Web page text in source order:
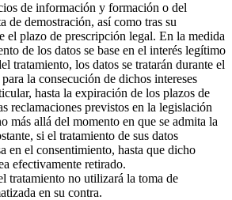
de información y formación o del
de demostración, así como tras su
el plazo de prescripción legal. En la medida
de los datos se base en el interés legítimo
tratamiento, los datos se tratarán durante el
la consecución de dichos intereses
hasta la expiración de los plazos de
reclamaciones previstos en la legislación
más allá del momento en que se admita la
si el tratamiento de sus datos
en el consentimiento, hasta que dicho
efectivamente retirado.
tratamiento no utilizará la toma de
en su contra.